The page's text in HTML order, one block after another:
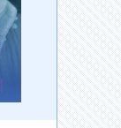
на
- Ольга
Громыко